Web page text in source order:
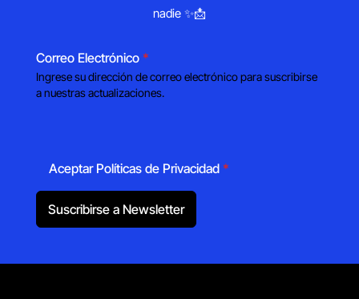
nadie ✨📩
Correo Electrónico *
Ingrese su dirección de correo electrónico para suscribirse
a nuestras actualizaciones.
Aceptar Políticas de Privacidad *
Suscribirse a Newsletter